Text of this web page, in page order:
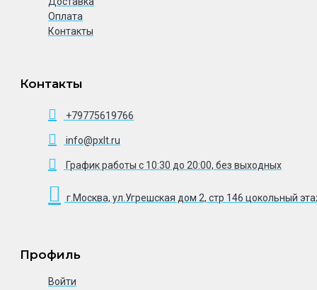
Оплата
Контакты
Контакты
+79775619766
info@pxlt.ru
График работы с 10:30 до 20:00, без выходных
г.Москва, ул.Угрешская дом 2, стр 146 цокольный
Профиль
Войти